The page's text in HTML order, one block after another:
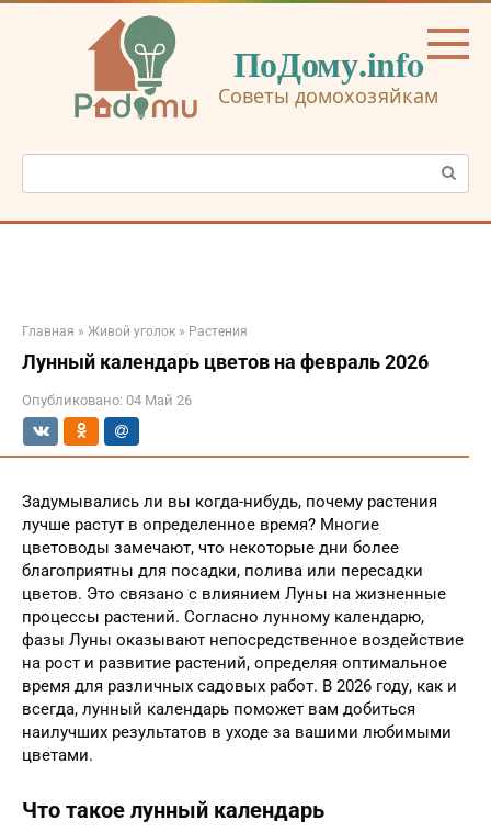
Перейти
ПоДому.info
Советы домохозяйкам
Поиск:
Главная » Живой уголок » Растения
Лунный календарь цветов на февраль 2026
Опубликовано: 04 Май 26
Задумывались ли вы когда-нибудь, почему растения
лучше растут в определенное время? Многие
цветоводы замечают, что некоторые дни более
благоприятны для посадки, полива или пересадки
цветов. Это связано с влиянием Луны на жизненные
процессы растений. Согласно лунному календарю,
фазы Луны оказывают непосредственное воздействие
на рост и развитие растений, определяя оптимальное
время для различных садовых работ. В 2026 году, как и
всегда, лунный календарь поможет вам добиться
наилучших результатов в уходе за вашими любимыми
цветами.
Что такое лунный календарь